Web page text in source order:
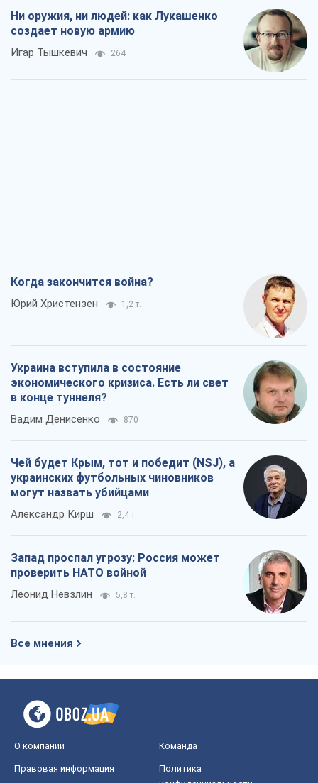
Ни оружия, ни людей: как Лукашенко
создает новую армию
Игар Тышкевич 264
Когда закончится война?
Юрий Христензен 1,2 т.
Украина вступила в состояние
экономического кризиса. Есть ли свет
в конце туннеля?
Вадим Денисенко 870
Чей будет Крым, тот и победит (NSJ), а
украинских футбольных чиновников
могут назвать убийцами
Александр Кирш 2,4 т.
Запад проспал угрозу: Россия может
проверить НАТО войной
Леонид Невзлин 5,8 т.
Все мнения
О компании Команда
Правовая информация
Политика